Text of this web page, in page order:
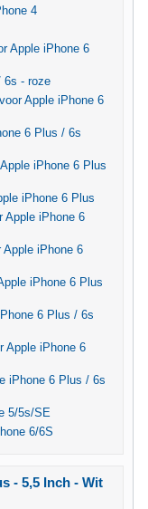
4
Apple iPhone 6
6s - roze
Apple iPhone 6
6 Plus / 6s
iPhone 6 Plus
iPhone 6 Plus
Apple iPhone 6
Apple iPhone 6
iPhone 6 Plus
6 Plus / 6s
Apple iPhone 6
iPhone 6 Plus / 6s
5/5s/SE
6/6S
- 5,5 Inch - Wit